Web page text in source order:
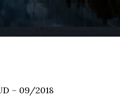
– 09/2018